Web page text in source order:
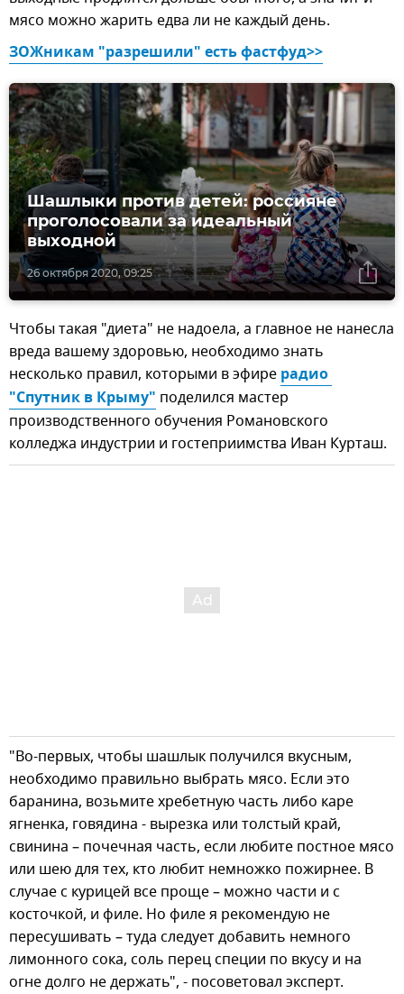
мясо можно жарить едва ли не каждый день.
ЗОЖникам "разрешили" есть фастфуд>>
26 октября 2020, 09:25
Шашлыки против детей: россияне
проголосовали за идеальный
выходной
Чтобы такая "диета" не надоела, а главное не нанесла
вреда вашему здоровью, необходимо знать
несколько правил, которыми в эфире радио
"Спутник в Крыму" поделился мастер
производственного обучения Романовского
колледжа индустрии и гостеприимства Иван Курташ.
"Во-первых, чтобы шашлык получился вкусным,
необходимо правильно выбрать мясо. Если это
баранина, возьмите хребетную часть либо каре
ягненка, говядина - вырезка или толстый край,
свинина – почечная часть, если любите постное мясо
или шею для тех, кто любит немножко пожирнее. В
случае с курицей все проще – можно части и с
косточкой, и филе. Но филе я рекомендую не
пересушивать – туда следует добавить немного
лимонного сока, соль перец специи по вкусу и на
огне долго не держать", - посоветовал эксперт.